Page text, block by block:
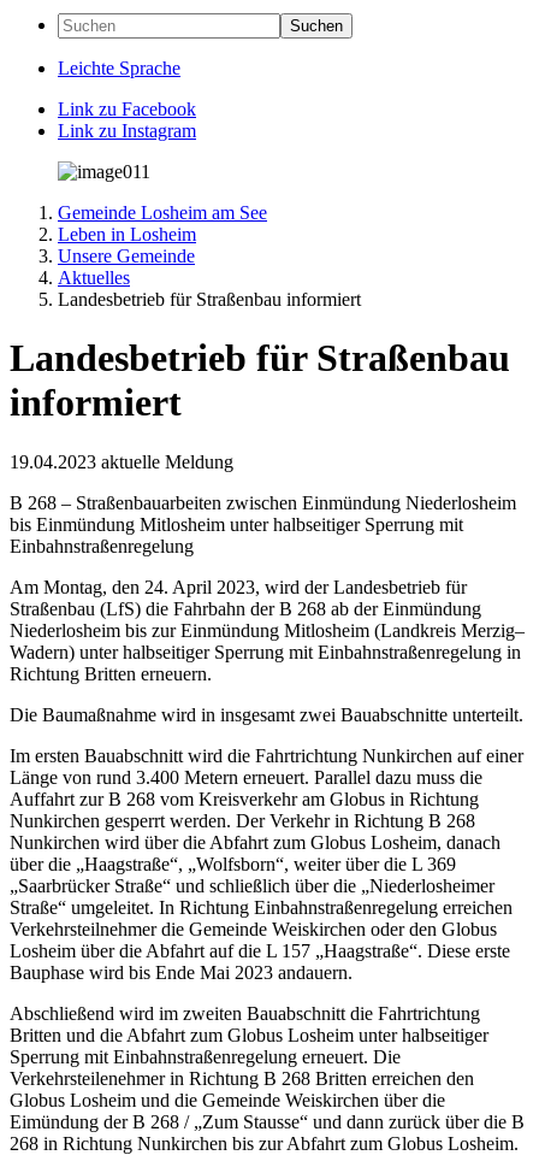
Suchen
Leichte Sprache
Link zu Facebook
Link zu Instagram
Gemeinde Losheim am See
Leben in Losheim
Unsere Gemeinde
Aktuelles
Landesbetrieb für Straßenbau informiert
Landesbetrieb für Straßenbau
informiert
19.04.2023 aktuelle Meldung
B 268 – Straßenbauarbeiten zwischen Einmündung Niederlosheim
bis Einmündung Mitlosheim unter halbseitiger Sperrung mit
Einbahnstraßenregelung
Am Montag, den 24. April 2023, wird der Landesbetrieb für
Straßenbau (LfS) die Fahrbahn der B 268 ab der Einmündung
Niederlosheim bis zur Einmündung Mitlosheim (Landkreis Merzig–
Wadern) unter halbseitiger Sperrung mit Einbahnstraßenregelung in
Richtung Britten erneuern.
Die Baumaßnahme wird in insgesamt zwei Bauabschnitte unterteilt.
Im ersten Bauabschnitt wird die Fahrtrichtung Nunkirchen auf einer
Länge von rund 3.400 Metern erneuert. Parallel dazu muss die
Auffahrt zur B 268 vom Kreisverkehr am Globus in Richtung
Nunkirchen gesperrt werden. Der Verkehr in Richtung B 268
Nunkirchen wird über die Abfahrt zum Globus Losheim, danach
über die „Haagstraße“, „Wolfsborn“, weiter über die L 369
„Saarbrücker Straße“ und schließlich über die „Niederlosheimer
Straße“ umgeleitet. In Richtung Einbahnstraßenregelung erreichen
Verkehrsteilnehmer die Gemeinde Weiskirchen oder den Globus
Losheim über die Abfahrt auf die L 157 „Haagstraße“. Diese erste
Bauphase wird bis Ende Mai 2023 andauern.
Abschließend wird im zweiten Bauabschnitt die Fahrtrichtung
Britten und die Abfahrt zum Globus Losheim unter halbseitiger
Sperrung mit Einbahnstraßenregelung erneuert. Die
Verkehrsteilenehmer in Richtung B 268 Britten erreichen den
Globus Losheim und die Gemeinde Weiskirchen über die
Eimündung der B 268 / „Zum Stausse“ und dann zurück über die B
268 in Richtung Nunkirchen bis zur Abfahrt zum Globus Losheim.